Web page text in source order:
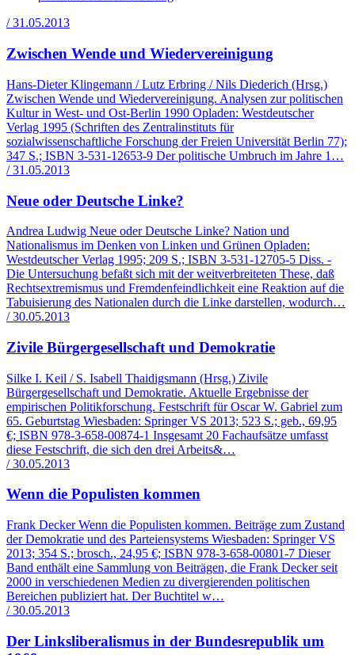
/ 31.05.2013
Zwischen Wende und Wiedervereinigung
Hans-Dieter Klingemann / Lutz Erbring / Nils Diederich (Hrsg.)
Zwischen Wende und Wiedervereinigung. Analysen zur politischen
Kultur in West- und Ost-Berlin 1990 Opladen: Westdeutscher
Verlag 1995 (Schriften des Zentralinstituts für
sozialwissenschaftliche Forschung der Freien Universität Berlin 77);
347 S.; ISBN 3-531-12653-9 Der politische Umbruch im Jahre 1…
/ 31.05.2013
Neue oder Deutsche Linke?
Andrea Ludwig Neue oder Deutsche Linke? Nation und
Nationalismus im Denken von Linken und Grünen Opladen:
Westdeutscher Verlag 1995; 209 S.; ISBN 3-531-12705-5 Diss. -
Die Untersuchung befaßt sich mit der weitverbreiteten These, daß
Rechtsextremismus und Fremdenfeindlichkeit eine Reaktion auf die
Tabuisierung des Nationalen durch die Linke darstellen, wodurch…
/ 30.05.2013
Zivile Bürgergesellschaft und Demokratie
Silke I. Keil / S. Isabell Thaidigsmann (Hrsg.) Zivile
Bürgergesellschaft und Demokratie. Aktuelle Ergebnisse der
empirischen Politikforschung. Festschrift für Oscar W. Gabriel zum
65. Geburtstag Wiesbaden: Springer VS 2013; 523 S.; geb., 69,95
€; ISBN 978-3-658-00874-1 Insgesamt 20 Fachaufsätze umfasst
diese Festschrift, die sich den drei Arbeits&…
/ 30.05.2013
Wenn die Populisten kommen
Frank Decker Wenn die Populisten kommen. Beiträge zum Zustand
der Demokratie und des Parteiensystems Wiesbaden: Springer VS
2013; 354 S.; brosch., 24,95 €; ISBN 978-3-658-00801-7 Dieser
Band enthält eine Sammlung von Beiträgen, die Frank Decker seit
2000 in verschiedenen Medien zu divergierenden politischen
Bereichen publiziert hat. Der Buchtitel w…
/ 30.05.2013
Der Linksliberalismus in der Bundesrepublik um